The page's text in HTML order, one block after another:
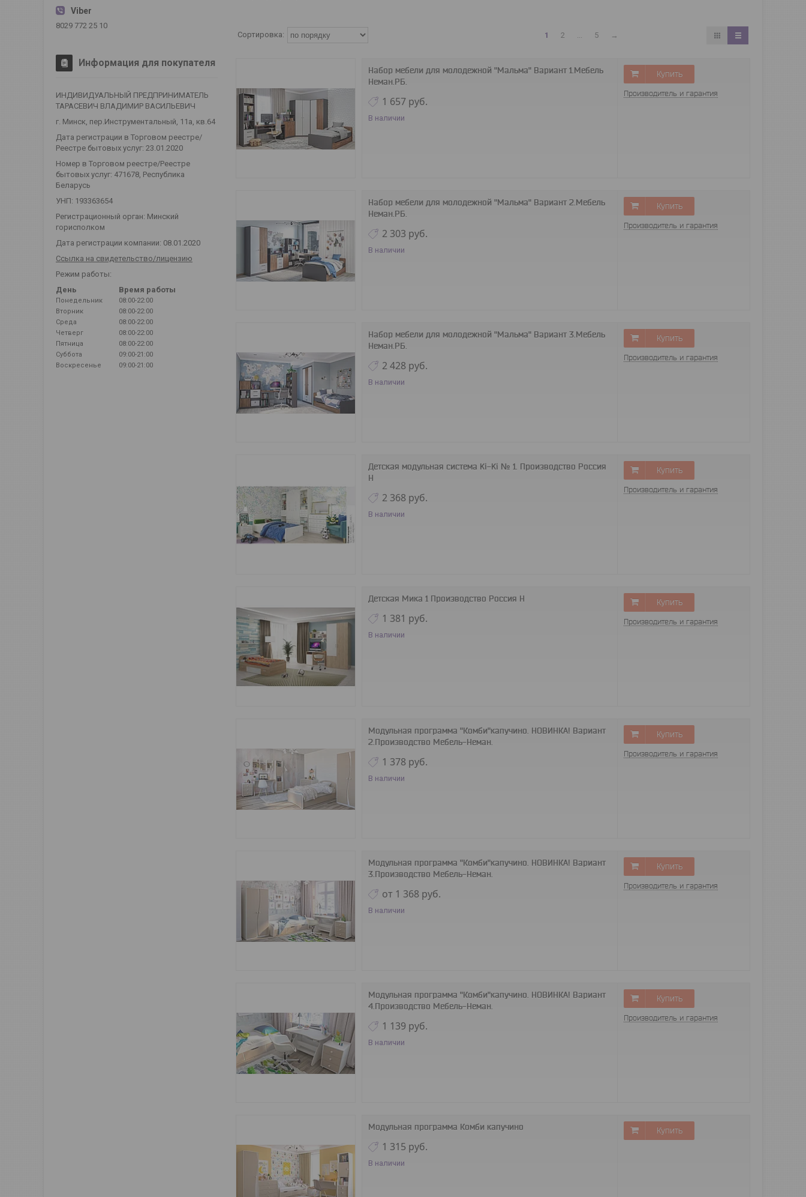
1 2 5 →
Набор мебели для молодежной "Мальма" Вариант 1.Мебель
Неман.РБ.
1 657 руб.
В наличии
Купить
Производитель и гарантия
Набор мебели для молодежной "Мальма" Вариант 2.Мебель
Неман.РБ.
2 303 руб.
В наличии
Купить
Производитель и гарантия
Набор мебели для молодежной "Мальма" Вариант 3.Мебель
Неман.РБ.
2 428 руб.
В наличии
Купить
Производитель и гарантия
Детская модульная система Ki-Ki № 1. Производство Россия
Н
2 368 руб.
В наличии
Купить
Производитель и гарантия
Детская Мика 1 Производство Россия Н
1 381 руб.
В наличии
Купить
Производитель и гарантия
Модульная программа "Комби"капучино. НОВИНКА! Вариант
2.Производство Мебель-Неман.
1 378 руб.
В наличии
Купить
Производитель и гарантия
Модульная программа "Комби"капучино. НОВИНКА! Вариант
3.Производство Мебель-Неман.
от 1 368 руб.
В наличии
Купить
Производитель и гарантия
Модульная программа "Комби"капучино. НОВИНКА! Вариант
4.Производство Мебель-Неман.
1 139 руб.
В наличии
Купить
Производитель и гарантия
Модульная программа Комби капучино
1 315 руб.
В наличии
Купить
8029 772 25 10
Информация для покупателя
ИНДИВИДУАЛЬНЫЙ ПРЕДПРИНИМАТЕЛЬ
ТАРАСЕВИЧ ВЛАДИМИР ВАСИЛЬЕВИЧ
г. Минск, пер.Инструментальный, 11а, кв.64
Дата регистрации в Торговом реестре/
Реестре бытовых услуг: 23.01.2020
Номер в Торговом реестре/Реестре
бытовых услуг: 471678, Республика
Беларусь
УНП: 193363654
Регистрационный орган: Минский
горисполком
Дата регистрации компании: 08.01.2020
Ссылка на свидетельство/лицензию
Режим работы:
День
Время работы
Понедельник
08:00-22:00
Вторник
08:00-22:00
Среда
08:00-22:00
Четверг
08:00-22:00
Пятница
08:00-22:00
Суббота
09:00-21:00
Воскресенье
09:00-21:00